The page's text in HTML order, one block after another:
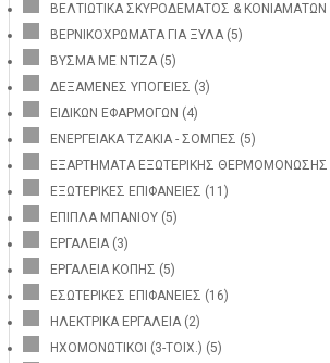
ΒΕΛΤΙΩΤΙΚΑ ΣΚΥΡΟΔΕΜΑΤΟΣ & ΚΟΝΙΑΜΑΤΩΝ
ΒΕΡΝΙΚΟΧΡΩΜΑΤΑ ΓΙΑ ΞΥΛΑ (5)
ΒΥΣΜΑ ΜΕ ΝΤΙΖΑ (5)
ΔΕΞΑΜΕΝΕΣ ΥΠΟΓΕΙΕΣ (3)
ΕΙΔΙΚΩΝ ΕΦΑΡΜΟΓΩΝ (4)
ΕΝΕΡΓΕΙΑΚΑ ΤΖΑΚΙΑ - ΣΟΜΠΕΣ (5)
ΕΞΑΡΤΗΜΑΤΑ ΕΞΩΤΕΡΙΚΗΣ ΘΕΡΜΟΜΟΝΩΣΗΣ
ΕΞΩΤΕΡΙΚΕΣ ΕΠΙΦΑΝΕΙΕΣ (11)
ΕΠΙΠΛΑ ΜΠΑΝΙΟΥ (5)
ΕΡΓΑΛΕΙΑ (3)
ΕΡΓΑΛΕΙΑ ΚΟΠΗΣ (5)
ΕΣΩΤΕΡΙΚΕΣ ΕΠΙΦΑΝΕΙΕΣ (16)
ΗΛΕΚΤΡΙΚΑ ΕΡΓΑΛΕΙΑ (2)
ΗΧΟΜΟΝΩΤΙΚΟΙ (3-ΤΟΙΧ.) (5)